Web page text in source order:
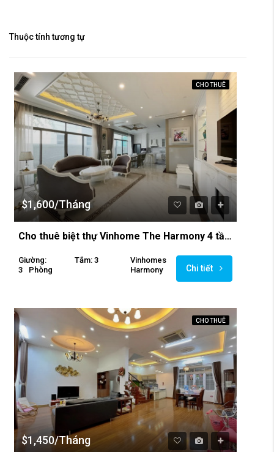
Thuộc tính tương tự
CHO THUÊ
$1,600/Tháng
Cho thuê biệt thự Vinhome The Harmony 4 tầng với đầy đủ không gian riêng
Giường:
3
Phòng
Tắm: 3
Vinhomes
Harmony
Chi tiết
CHO THUÊ
$1,450/Tháng